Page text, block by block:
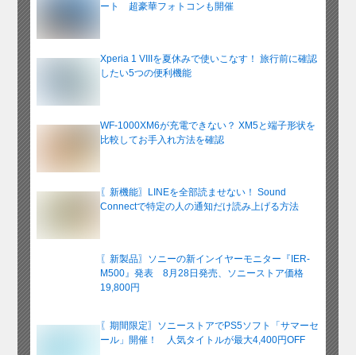
ート 超豪華フォトコンも開催
Xperia 1 VIIIを夏休みで使いこなす！ 旅行前に確認
したい5つの便利機能
WF-1000XM6が充電できない？ XM5と端子形状を
比較してお手入れ方法を確認
〖新機能〗LINEを全部読ませない！ Sound
Connectで特定の人の通知だけ読み上げる方法
〖新製品〗ソニーの新インイヤーモニター『IER-
M500』発表 8月28日発売、ソニーストア価格
19,800円
〖期間限定〗ソニーストアでPS5ソフト「サマーセ
ール」開催！ 人気タイトルが最大4,400円OFF